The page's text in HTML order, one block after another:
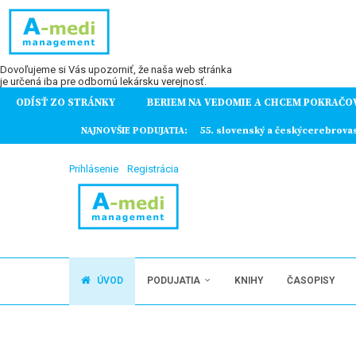
Dovoľujeme si Vás upozorniť, že naša web stránka
je určená iba pre odbornú lekársku verejnosť.
ODÍSŤ ZO STRÁNKY BERIEM NA VEDOMIE A CHCEM
NAJNOVŠIE PODUJATIA: 55. slovenský a
Prihlásenie Registrácia
ÚVOD PODUJATIA KNIHY ČASOPISY